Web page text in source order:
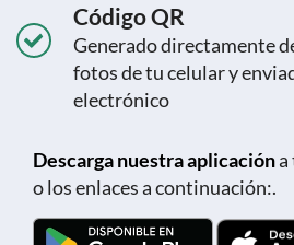
Código QR
Generado directamente
fotos de tu celular y
electrónico
Descarga nuestra aplicacióna
o los enlaces a continuación:.